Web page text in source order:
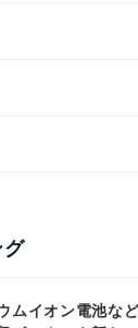
グ
ムイオン電池な